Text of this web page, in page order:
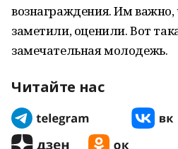
вознаграждения. Им
заметили, оценили. Вот
замечательная молодежь.
Читайте нас